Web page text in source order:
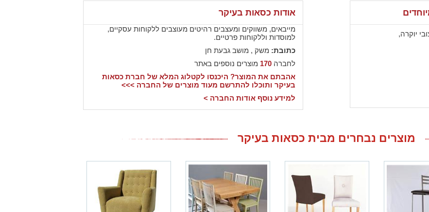
יוקרה,
אודות כסאות בעיקר
מייבאים, משווקים ומעצבים רהיטים מעוצבים ללקוחות עסקיים,
למוסדות וללקוחות פרטיים.
כתובת: משק , מושב גבעת חן
לחברה170 מוצרים נוספים באתר
אהבתם את המוצר? היכנסו לקטלוג המלא של חברת כסאות
בעיקר ותוכלו להתרשם מעוד מוצרים של החברה >>>
למידע נוסף אודות החברה >
מוצרים נבחרים מבית כסאות בעיקר